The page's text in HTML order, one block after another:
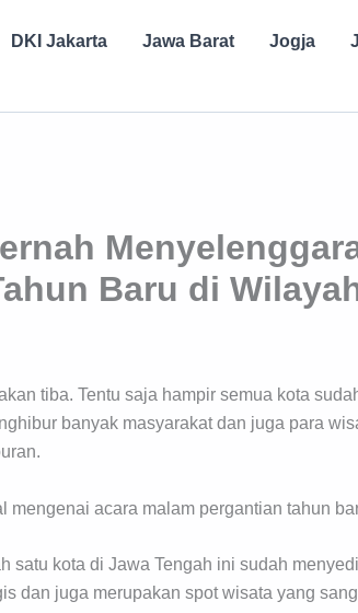
DKI Jakarta Jawa Barat Jogja
Baru di
tiba. Tentu saja hampir semua kota
banyak masyarakat dan juga para
mengenai acara malam pergantian tahun
satu kota di Jawa Tengah ini sudah
dan juga merupakan spot wisata yang